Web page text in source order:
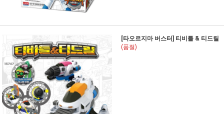
[타오르지마 버스터] 티비틀 & 티드릴
(품절)